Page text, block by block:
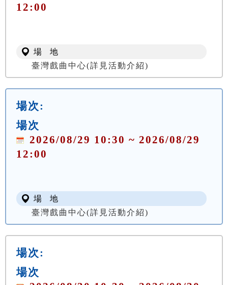
12:00
場 地
臺灣戲曲中心(詳見活動介紹)
場次:
場次
2026/08/29 10:30 ~ 2026/08/29
12:00
場 地
臺灣戲曲中心(詳見活動介紹)
場次:
場次